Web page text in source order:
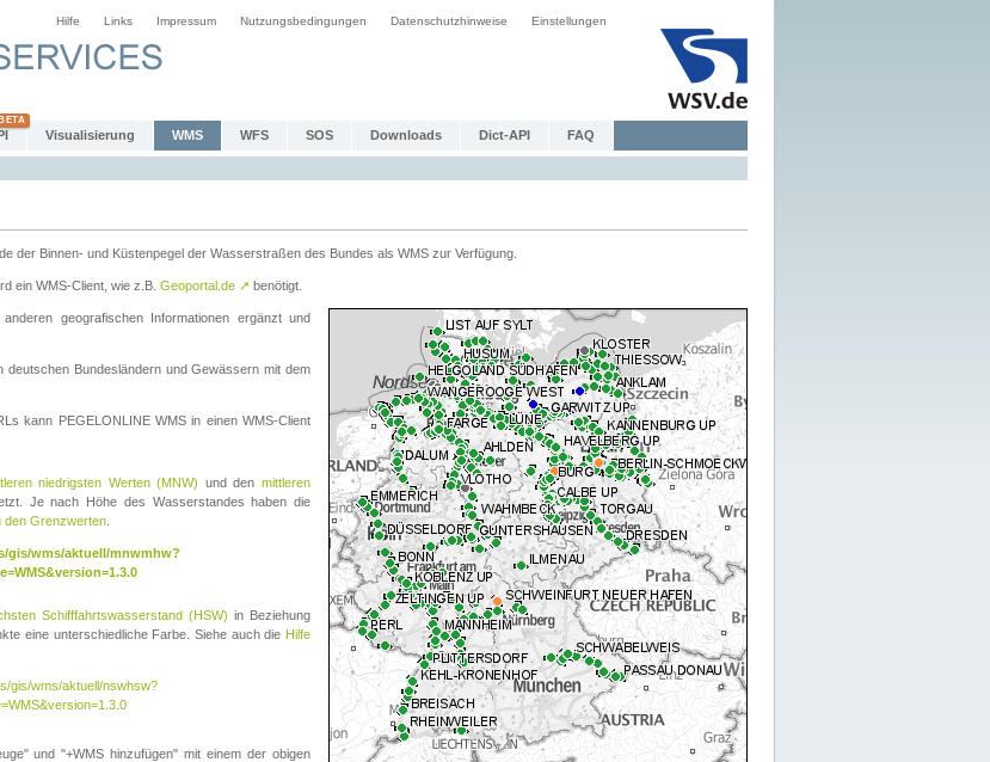
Hilfe Links Impressum Nutzungsbedingungen Datenschutzhinweise Einstellungen
Visualisierung WMS WFS SOS Downloads Dict-API FAQ
der Binnen- und Küstenpegel der Wasserstraßen des Bundes als WMS zur Verfügung.
ein WMS-Client, wie z.B. Geoportal.de ↗ benötigt.
geografischen Informationen ergänzt und
deutschen Bundesländern und Gewässern mit dem
kann PEGELONLINE WMS in einen WMS-Client
niedrigsten Werten (MNW) und denmittleren
Je nach Höhe des Wasserstandes haben die
den Grenzwerten
gis/wms/aktuell/mnwmhw?
Schifffahrtswasserstand (HSW) in Beziehung
eine unterschiedliche Farbe. Siehe auch die Hilfe
gis/wms/aktuell/nswhsw?
und "+WMS hinzufügen" mit einem der obigen